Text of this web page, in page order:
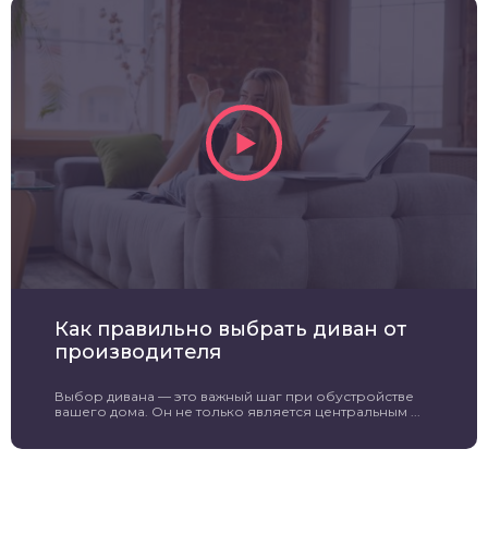
Как правильно выбрать диван от
производителя
Выбор дивана — это важный шаг при обустройстве
вашего дома. Он не только является центральным ...